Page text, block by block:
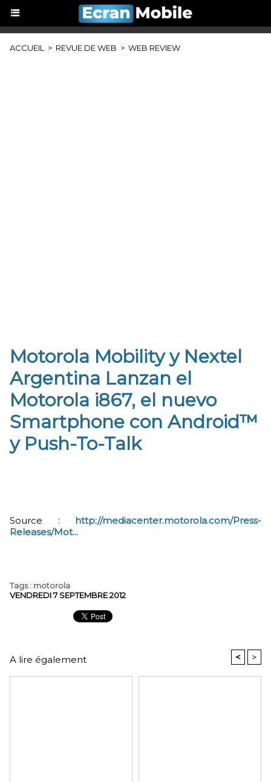
ACCUEIL > REVUE DE WEB > WEB REVIEW
Motorola Mobility y Nextel
Argentina Lanzan el
Motorola i867, el nuevo
Smartphone con Android™
y Push-To-Talk
Source : http://mediacenter.motorola.com/Press-
Releases/Mot...
Tags: motorola
VENDREDI 7 SEPTEMBRE 2012
A lire également < >